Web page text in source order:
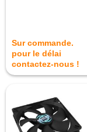
Sur commande.
pour le délai
contactez-nous !